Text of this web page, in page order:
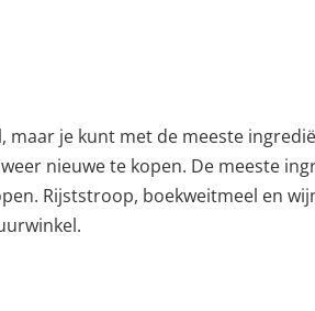
maar je kunt met de meeste
nieuwe te kopen. De meeste
Rijststroop, boekweitmeel en